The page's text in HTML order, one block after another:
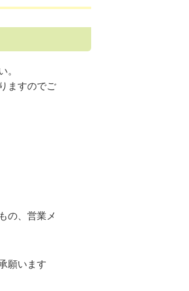
。
ますのでご
の、営業メ
願います